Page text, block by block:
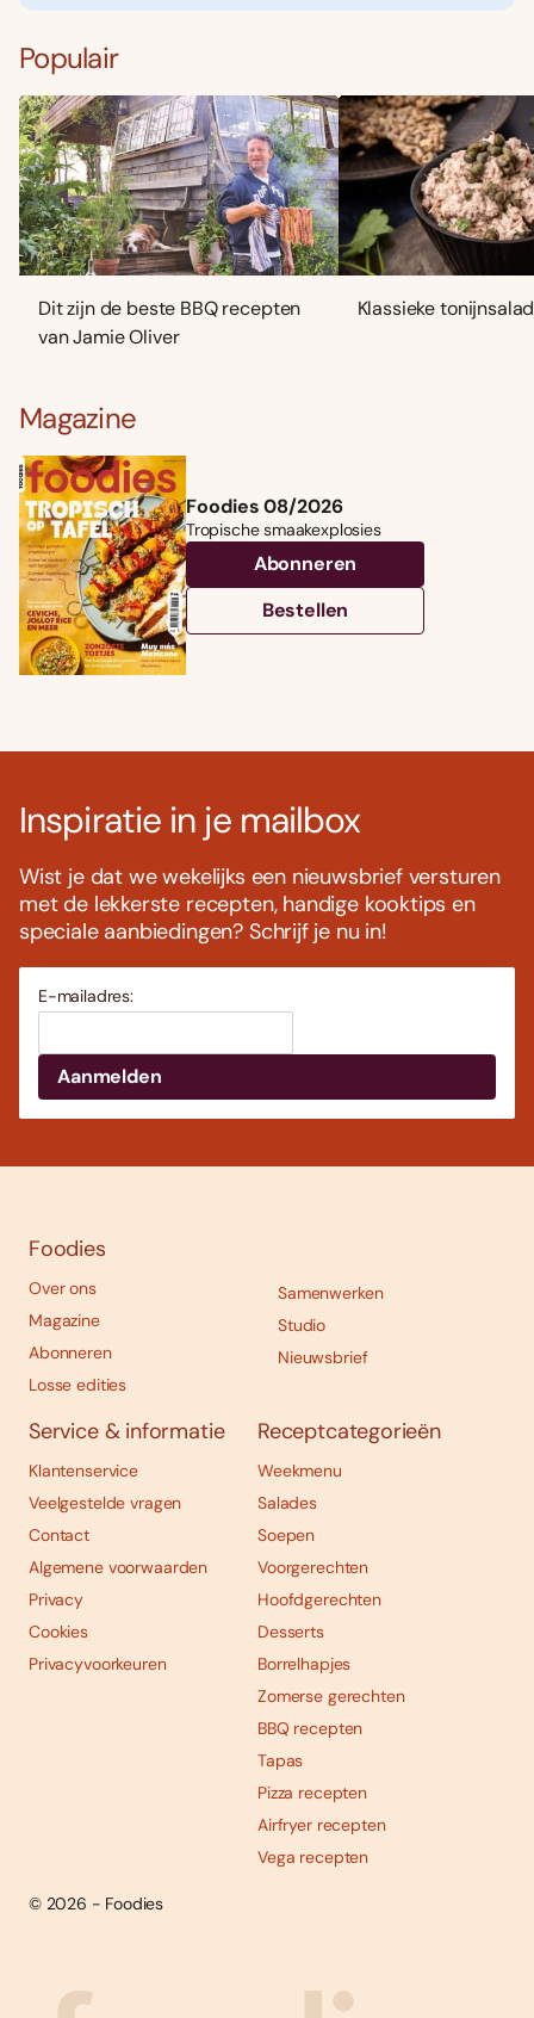
Tropische smaakexplosies
Bestellen
Populair
Dit zijn de beste BBQ recepten
van Jamie Oliver
Klassieke
Magazine
Foodies 08/2026
Tropische smaakexplosies
Abonneren
Bestellen
Inspiratie in je mailbox
Wist je dat we wekelijks een nieuwsbrief versturen
met de lekkerste recepten, handige kooktips en
speciale aanbiedingen? Schrijf je nu in!
E-mailadres:
Foodies
Over ons
Magazine
Abonneren
Losse edities
Samenwerken
Studio
Nieuwsbrief
Service & informatie
Klantenservice
Veelgestelde vragen
Contact
Algemene voorwaarden
Privacy
Cookies
Privacyvoorkeuren
Receptcategorieën
Weekmenu
Salades
Soepen
Voorgerechten
Hoofdgerechten
Desserts
Borrelhapjes
Zomerse gerechten
BBQ recepten
Tapas
Pizza recepten
Airfryer recepten
Vega recepten
© 2026 - Foodies